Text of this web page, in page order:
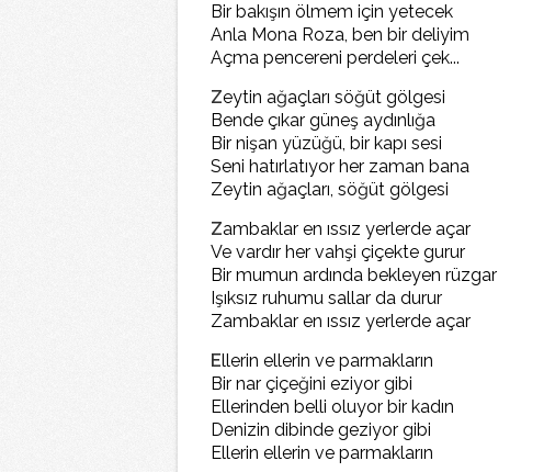
Bir bakışın ölmem için yetecek
Anla Mona Roza, ben bir deliyim
Açma pencereni perdeleri çek...
Zeytin ağaçları söğüt gölgesi
Bende çıkar güneş aydınlığa
Bir nişan yüzüğü, bir kapı sesi
Seni hatırlatıyor her zaman bana
Zeytin ağaçları, söğüt gölgesi
Zambaklar en ıssız yerlerde açar
Ve vardır her vahşi çiçekte gurur
Bir mumun ardında bekleyen rüzgar
Işıksız ruhumu sallar da durur
Zambaklar en ıssız yerlerde açar
Ellerin ellerin ve parmakların
Bir nar çiçeğini eziyor gibi
Ellerinden belli oluyor bir kadın
Denizin dibinde geziyor gibi
Ellerin ellerin ve parmakların